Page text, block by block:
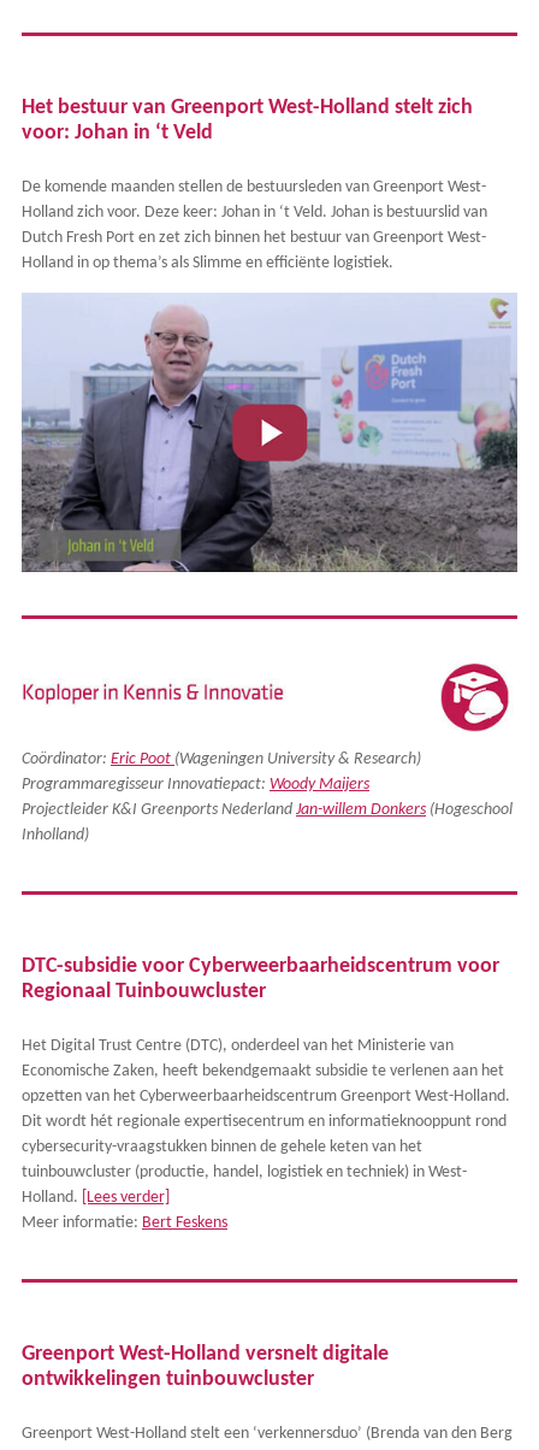
​​Het bestuur van Greenport West-Holland stelt zich
voor: Johan in ‘t Veld
De komende maanden stellen de bestuursleden van Greenport West-
Holland zich voor. Deze keer: Johan in ‘t Veld. Johan is bestuurslid van
Dutch Fresh Port en zet zich binnen het bestuur van Greenport West-
Holland in op thema’s als Slimme en efficiënte logistiek.
Coördinator: Eric Poot (Wageningen University & Research)
Programmaregisseur Innovatiepact: Woody Maijers
Projectleider K&I Greenports Nederland Jan-willem Donkers (Hogeschool
Inholland)
DTC-subsidie voor Cyberweerbaarheidscentrum voor
Regionaal Tuinbouwcluster
Het Digital Trust Centre (DTC), onderdeel van het Ministerie van
Economische Zaken, heeft bekendgemaakt subsidie te verlenen aan het
opzetten van het Cyberweerbaarheidscentrum Greenport West-Holland.
Dit wordt hét regionale expertisecentrum en informatieknooppunt rond
cybersecurity-vraagstukken binnen de gehele keten van het
tuinbouwcluster (productie, handel, logistiek en techniek) in West-
Holland. [Lees verder]
Meer informatie: Bert Feskens
Greenport West-Holland versnelt digitale
ontwikkelingen tuinbouwcluster
Greenport West-Holland stelt een ‘verkennersduo’ (Brenda van den Berg